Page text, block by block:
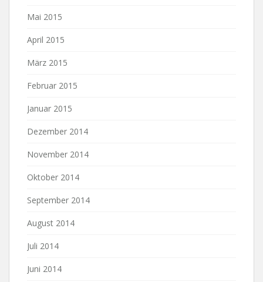
Mai 2015
April 2015
März 2015
Februar 2015
Januar 2015
Dezember 2014
November 2014
Oktober 2014
September 2014
August 2014
Juli 2014
Juni 2014